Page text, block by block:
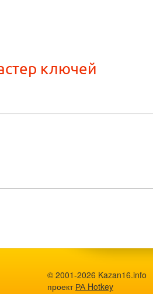
ключей
© 2001-2026 Kazan16.info
проект РА Hotkey